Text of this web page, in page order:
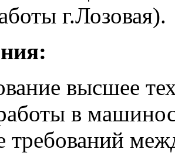
г.Лозовая).
высшее
в
требований